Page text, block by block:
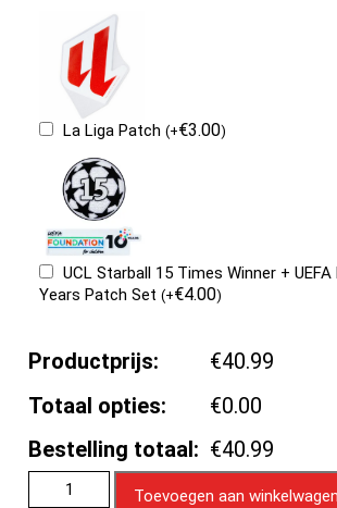
La Liga Patch(+€3.00)
UCL Starball 15 Times Winner +
Years Patch Set(+€4.00)
Productprijs:
€40.99
Totaal opties:
€0.00
Bestelling totaal: €40.99
Toevoegen aan winkelwagen